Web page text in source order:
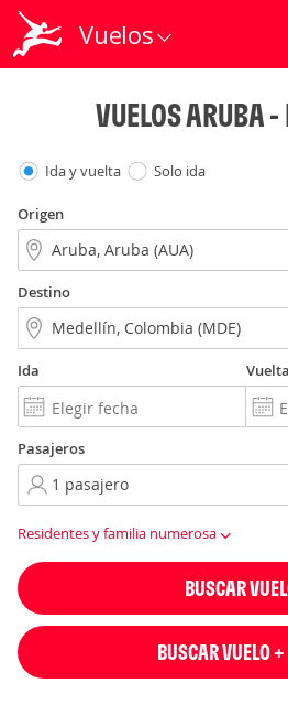
Vuelos
VUELOS ARUBA
Ida y vuelta Solo ida
Origen
Destino
Ida Vuelta
Pasajeros
Residentes y familia numerosa
BUSCAR
BUSCAR VUELO